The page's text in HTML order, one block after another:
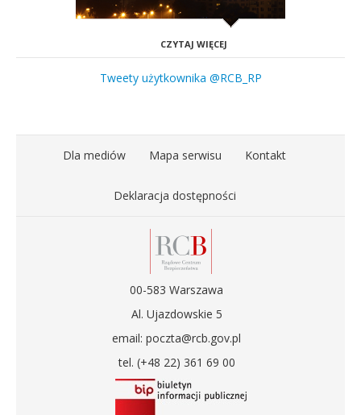
CZYTAJ WIĘCEJ
Tweety użytkownika @RCB_RP
Dla mediów Mapa serwisu Kontakt
Deklaracja dostępności
00-583 Warszawa
Al. Ujazdowskie 5
email: poczta@rcb.gov.pl
tel. (+48 22) 361 69 00